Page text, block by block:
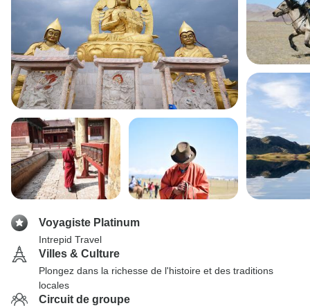
Voyagiste Platinum
Intrepid Travel
Villes & Culture
Plongez dans la richesse de l'histoire et des traditions
locales
Circuit de groupe